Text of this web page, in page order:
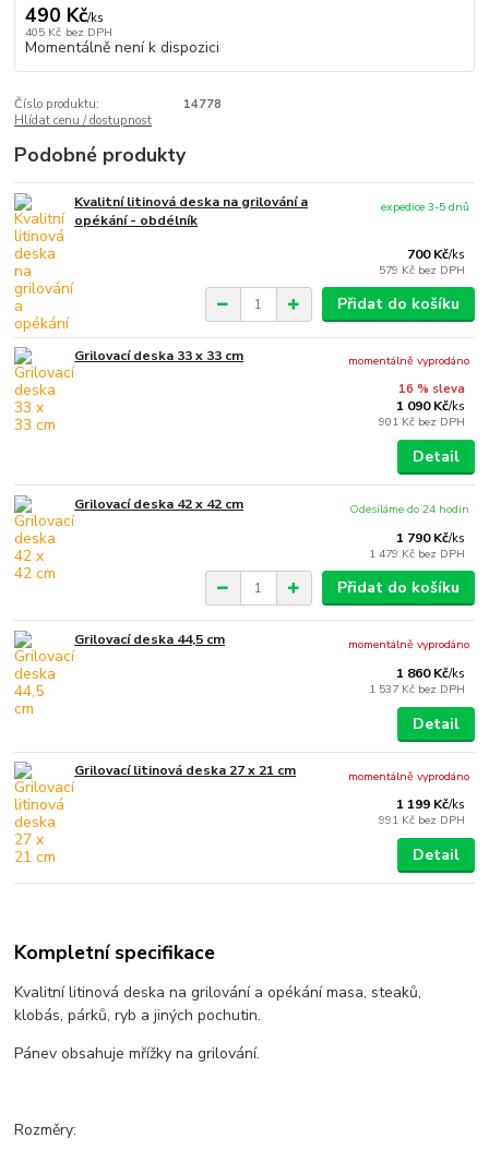
490 Kč/ks
405 Kč bez DPH
Momentálně není k dispozici
Číslo produktu:
14778
Hlídat cenu / dostupnost
Podobné produkty
Kvalitní litinová deska na grilování a
opékání - obdélník
700 Kč/ks
579 Kč bez DPH
expedice 3-5 dnů
Přidat do košíku
Grilovací deska 33 x 33 cm
16 % sleva
1 090 Kč/ks
901 Kč bez DPH
momentálně vyprodáno
Detail
Grilovací deska 42 x 42 cm
1 790 Kč/ks
1 479 Kč bez DPH
Odesíláme do 24 hodin
Přidat do košíku
Grilovací deska 44,5 cm
1 860 Kč/ks
1 537 Kč bez DPH
momentálně vyprodáno
Detail
Grilovací litinová deska 27 x 21 cm
1 199 Kč/ks
991 Kč bez DPH
momentálně vyprodáno
Detail
Kompletní specifikace
Kvalitní litinová deska na grilování a opékání masa, steaků,
klobás, párků, ryb a jiných pochutin.
Pánev obsahuje mřížky na grilování.
Rozměry: